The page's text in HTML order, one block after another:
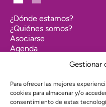
Gestionar
Para ofrecer las mejores
cookies para almacenar y/o
consentimiento de estas
¿Dónde estamos?
¿Quiénes somos?
Asociarse
Agenda
Política de privacidad